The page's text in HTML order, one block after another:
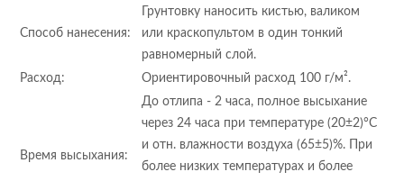
Способ нанесения:
Грунтовку наносить кистью, валиком
или краскопультом в один тонкий
равномерный слой.
Расход:
Ориентировочный расход 100 г/м².
Время высыхания:
До отлипа - 2 часа, полное высыхание
через 24 часа при температуре (20±2)°С
и отн. влажности воздуха (65±5)%. При
более низких температурах и более